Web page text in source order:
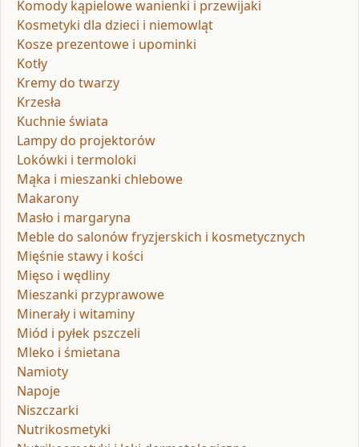
Komody kąpielowe wanienki i przewijaki
Kosmetyki dla dzieci i niemowląt
Kosze prezentowe i upominki
Kotły
Kremy do twarzy
Krzesła
Kuchnie świata
Lampy do projektorów
Lokówki i termoloki
Mąka i mieszanki chlebowe
Makarony
Masło i margaryna
Meble do salonów fryzjerskich i kosmetycznych
Mięśnie stawy i kości
Mięso i wędliny
Mieszanki przyprawowe
Minerały i witaminy
Miód i pyłek pszczeli
Mleko i śmietana
Namioty
Napoje
Niszczarki
Nutrikosmetyki